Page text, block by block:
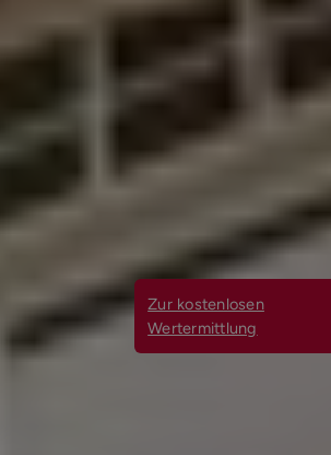
Zur kostenlosen
Wertermittlung